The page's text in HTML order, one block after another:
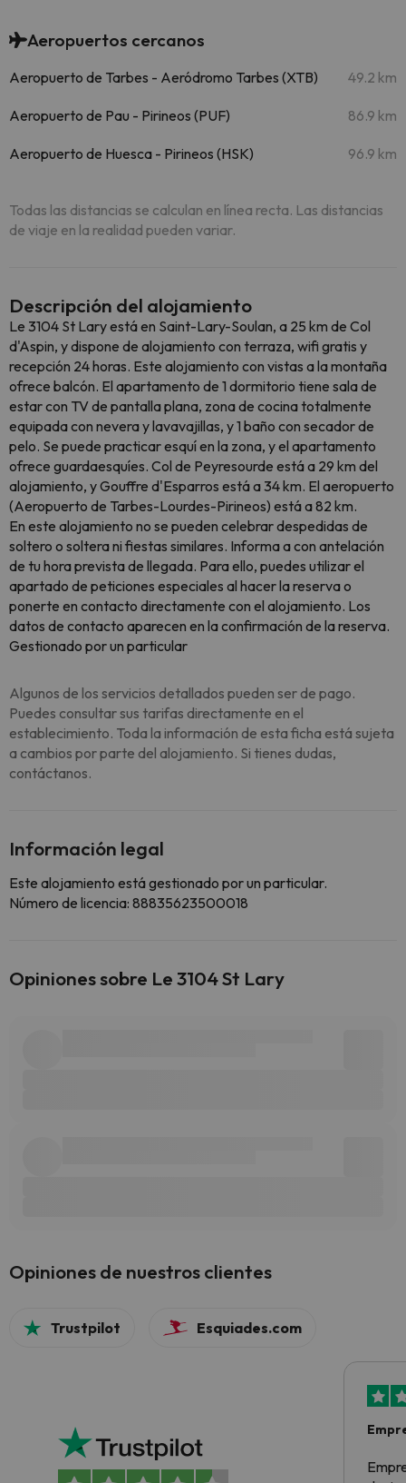
Aeropuertos cercanos
Aeropuerto de Tarbes - Aeródromo Tarbes (XTB) 49.2 km
Aeropuerto de Pau - Pirineos (PUF) 86.9 km
Aeropuerto de Huesca - Pirineos (HSK) 96.9 km
Todas las distancias se calculan en línea recta. Las distancias
de viaje en la realidad pueden variar.
Descripción del alojamiento
Le 3104 St Lary está en Saint-Lary-Soulan, a 25 km de Col
d'Aspin, y dispone de alojamiento con terraza, wifi gratis y
recepción 24 horas. Este alojamiento con vistas a la montaña
ofrece balcón. El apartamento de 1 dormitorio tiene sala de
estar con TV de pantalla plana, zona de cocina totalmente
equipada con nevera y lavavajillas, y 1 baño con secador de
pelo. Se puede practicar esquí en la zona, y el apartamento
ofrece guardaesquíes. Col de Peyresourde está a 29 km del
alojamiento, y Gouffre d'Esparros está a 34 km. El aeropuerto
(Aeropuerto de Tarbes-Lourdes-Pirineos) está a 82 km.
En este alojamiento no se pueden celebrar despedidas de
soltero o soltera ni fiestas similares. Informa a con antelación
de tu hora prevista de llegada. Para ello, puedes utilizar el
apartado de peticiones especiales al hacer la reserva o
ponerte en contacto directamente con el alojamiento. Los
datos de contacto aparecen en la confirmación de la reserva.
Gestionado por un particular
Algunos de los servicios detallados pueden ser de pago.
Puedes consultar sus tarifas directamente en el
establecimiento. Toda la información de esta ficha está sujeta
a cambios por parte del alojamiento. Si tienes dudas,
contáctanos.
Información legal
Este alojamiento está gestionado por un particular.
Número de licencia: 88835623500018
Opiniones sobre Le 3104 St Lary
Opiniones de nuestros clientes
Trustpilot Esquiades.com